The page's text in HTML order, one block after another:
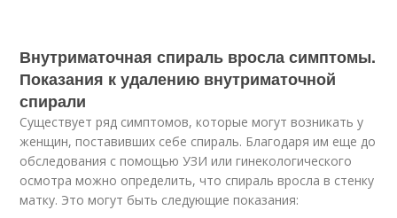
Внутриматочная спираль вросла симптомы.
Показания к удалению внутриматочной
спирали
Существует ряд симптомов, которые могут возникать у
женщин, поставивших себе спираль. Благодаря им еще до
обследования с помощью УЗИ или гинекологического
осмотра можно определить, что спираль вросла в стенку
матку. Это могут быть следующие показания: